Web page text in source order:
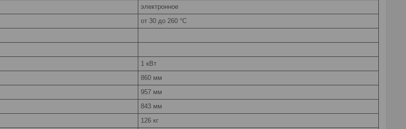
электронное
от 30 до 260 °С
1 кВт
860 мм
957 мм
843 мм
126 кг